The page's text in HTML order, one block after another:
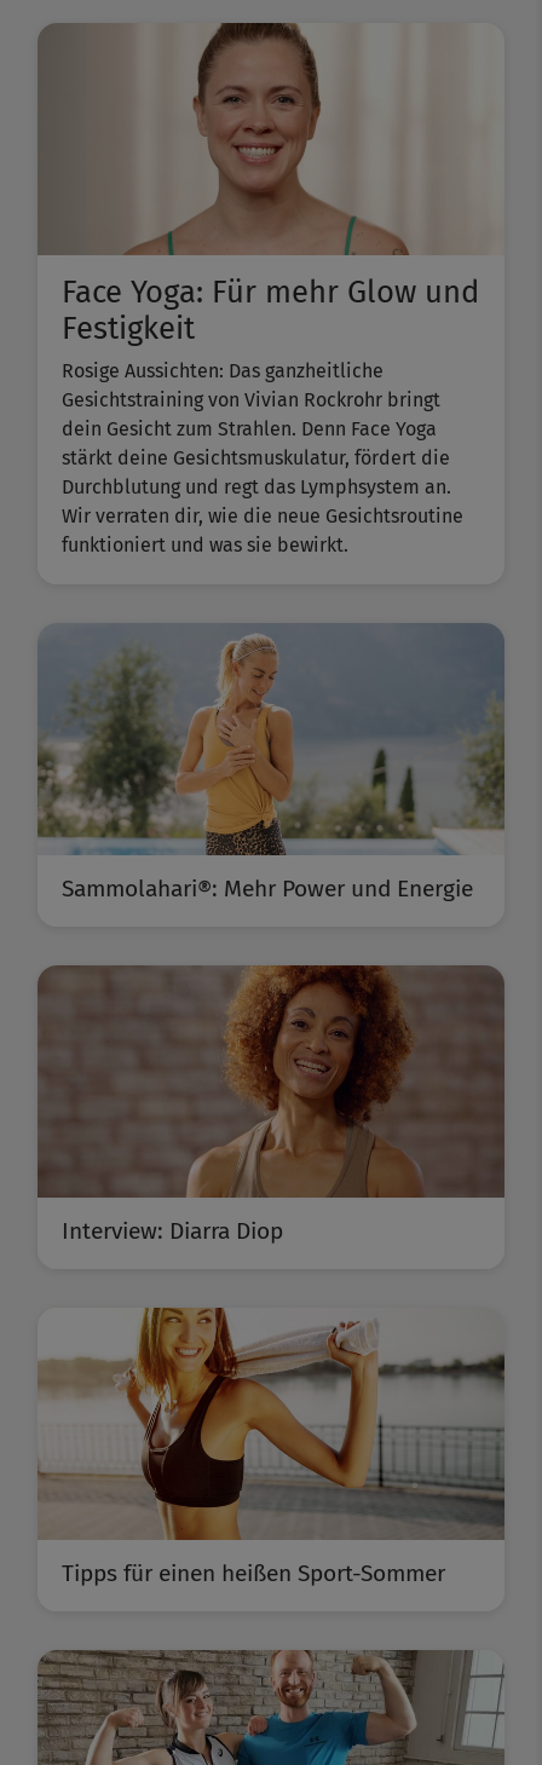
Face Yoga: Für mehr Glow und
Festigkeit
Rosige Aussichten: Das ganzheitliche
Gesichtstraining von Vivian Rockrohr bringt
dein Gesicht zum Strahlen. Denn Face Yoga
stärkt deine Gesichtsmuskulatur, fördert die
Durchblutung und regt das Lymphsystem an.
Wir verraten dir, wie die neue Gesichtsroutine
funktioniert und was sie bewirkt.
Sammolahari®: Mehr Power und Energie
Interview: Diarra Diop
Tipps für einen heißen Sport-Sommer